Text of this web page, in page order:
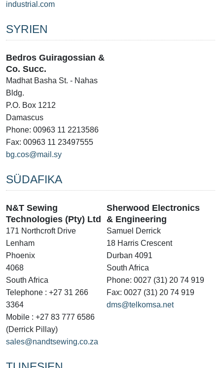
industrial.com
SYRIEN
Bedros Guiragossian &
Co. Succ.
Madhat Basha St. - Nahas
Bldg.
P.O. Box 1212
Damascus
Phone: 00963 11 2213586
Fax: 00963 11 23497555
bg.cos@mail.sy
SÜDAFIKA
N&T Sewing
Technologies (Pty) Ltd
171 Northcroft Drive
Lenham
Phoenix
4068
South Africa
Telephone : +27 31 266
3364
Mobile : +27 83 777 6586
(Derrick Pillay)
sales@nandtsewing.co.za
Sherwood Electronics
& Engineering
Samuel Derrick
18 Harris Crescent
Durban 4091
South Africa
Phone: 0027 (31) 20 74 919
Fax: 0027 (31) 20 74 919
dms@telkomsa.net